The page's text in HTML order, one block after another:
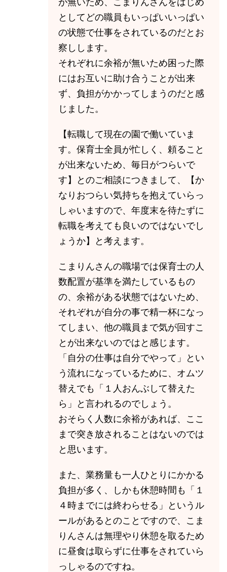
としてどの職員もいっぱいいっぱい
の状態で仕事をされているのだとお
察しします。
それぞれに余裕が無いため困った際
にはお互いに助け合うことが出来
ず、負担がかかってしまうのだと感
じました。
【転職して現在の園で働いていま
す。保育士全員が忙しく、頼ること
が出来ないため、毎日がつらいで
す】とのご相談につきまして、【か
なりおつらい気持ちを抱えていらっ
しゃいますので、年度末を待たずに
転職を考えても良いのではないでし
ょうか】と考えます。
こまりんさんの職場では保育士の人
数配置が基準を満たしているもの
の、余裕がある状態ではないため、
それぞれが自分の事で精一杯になっ
てしまい、他の職員まで気が回すこ
とが出来ないのではと感じます。
「自分の仕事は自分でやって」とい
う流れになっているために、オムツ
替えでも「１人おんぶして替えた
ら」と言われるのでしょう。
おそらく人数に余裕があれば、ここ
まで突き放されることはないのでは
と思います。
また、業務量も一人ひとりにかかる
負担が多く、しかも休憩時間も「１
４時までには終わらせる」というル
ールがあるとのことですので、こま
りんさんは無理やり休憩を取るため
に昼食は取らずに仕事をされていら
っしゃるのですね。